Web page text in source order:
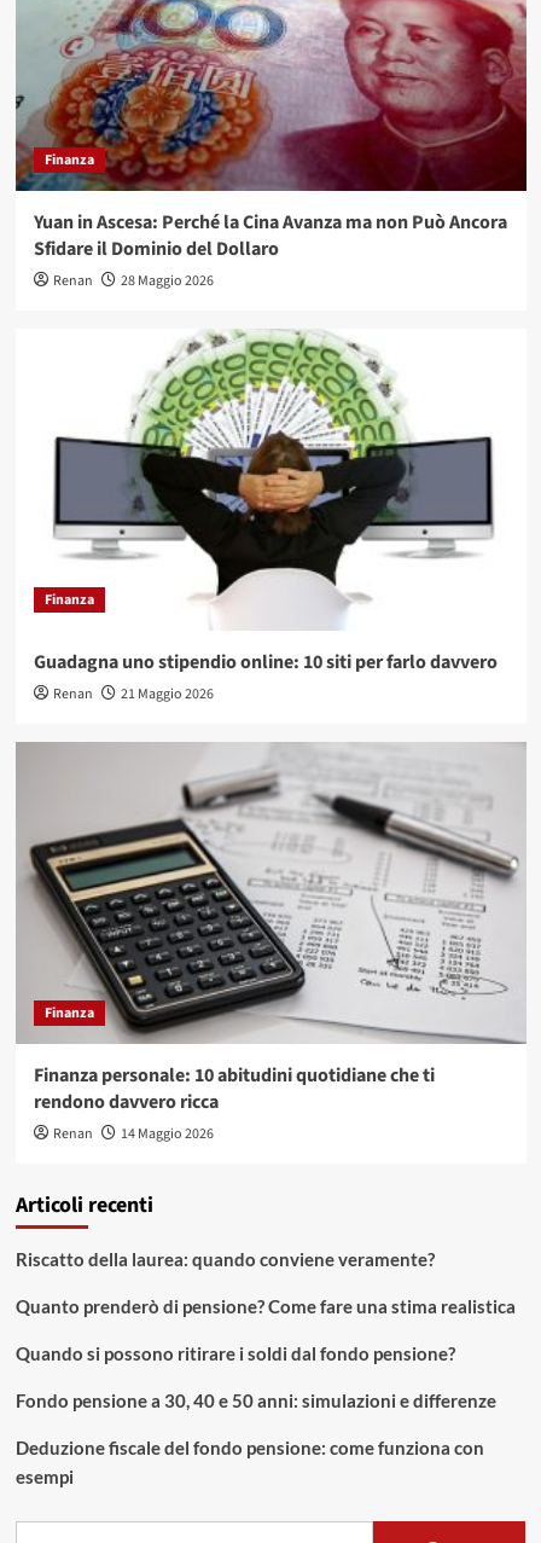
Finanza
Yuan in Ascesa: Perché la Cina Avanza ma non Può Ancora
Sfidare il Dominio del Dollaro
Renan 28 Maggio 2026
Finanza
Guadagna uno stipendio online: 10 siti per farlo davvero
Renan 21 Maggio 2026
Finanza
Finanza personale: 10 abitudini quotidiane che ti
rendono davvero ricca
Renan 14 Maggio 2026
Articoli recenti
Riscatto della laurea: quando conviene veramente?
Quanto prenderò di pensione? Come fare una stima realistica
Quando si possono ritirare i soldi dal fondo pensione?
Fondo pensione a 30, 40 e 50 anni: simulazioni e differenze
Deduzione fiscale del fondo pensione: come funziona con
esempi